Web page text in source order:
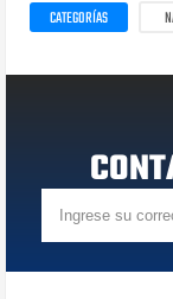
CATEGORÍAS